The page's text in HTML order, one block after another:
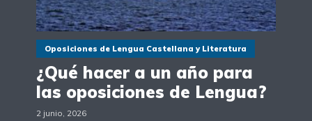
Oposiciones de Lengua Castellana y Literatura
¿Qué hacer a un año para
las oposiciones de Lengua?
2 junio, 2026